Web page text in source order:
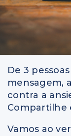
De 3
mensagem,
contra a
Compartilhe
Vamos ao